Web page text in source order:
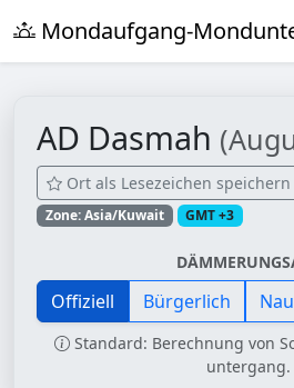
Mondaufgang-
AD Dasmah
Ort als Lesezeichen speichern
Zone: Asia/Kuwait GMT +3
Offiziell Bürgerlich
Standard: Berechnung von
untergang.